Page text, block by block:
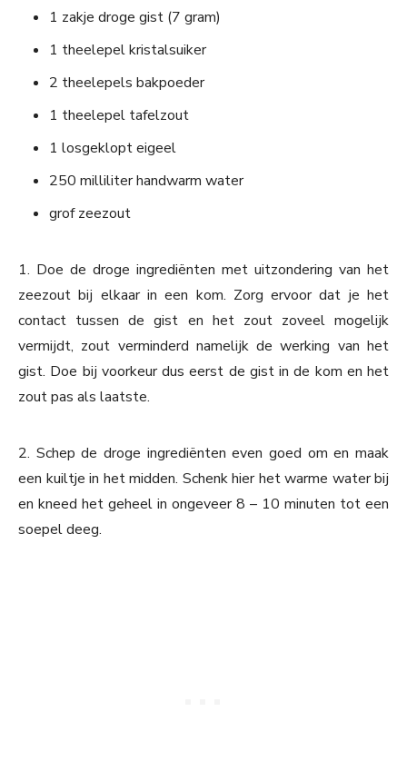
1 zakje droge gist (7 gram)
1 theelepel kristalsuiker
2 theelepels bakpoeder
1 theelepel tafelzout
1 losgeklopt eigeel
250 milliliter handwarm water
grof zeezout
1. Doe de droge ingrediënten met uitzondering van het
zeezout bij elkaar in een kom. Zorg ervoor dat je het
contact tussen de gist en het zout zoveel mogelijk
vermijdt, zout verminderd namelijk de werking van het
gist. Doe bij voorkeur dus eerst de gist in de kom en het
zout pas als laatste.
2. Schep de droge ingrediënten even goed om en maak
een kuiltje in het midden. Schenk hier het warme water bij
en kneed het geheel in ongeveer 8 – 10 minuten tot een
soepel deeg.